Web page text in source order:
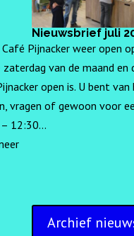
Nieuwsbrief juli
Café Pijnacker weer open
zaterdag van de maand
open is. U bent
vragen of gewoon voor
12:30...
Archief